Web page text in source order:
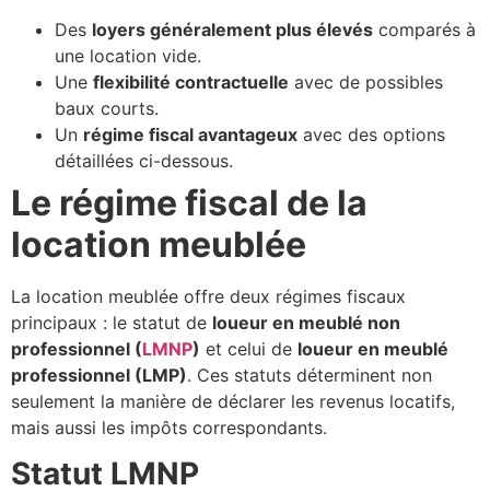
Des loyers généralement plus élevés comparés à
une location vide.
Une flexibilité contractuelle avec de possibles
baux courts.
Un régime fiscal avantageux avec des options
détaillées ci-dessous.
Le régime fiscal de la
location meublée
La location meublée offre deux régimes fiscaux
principaux : le statut de loueur en meublé non
professionnel (LMNP) et celui de loueur en meublé
professionnel (LMP). Ces statuts déterminent non
seulement la manière de déclarer les revenus locatifs,
mais aussi les impôts correspondants.
Statut LMNP